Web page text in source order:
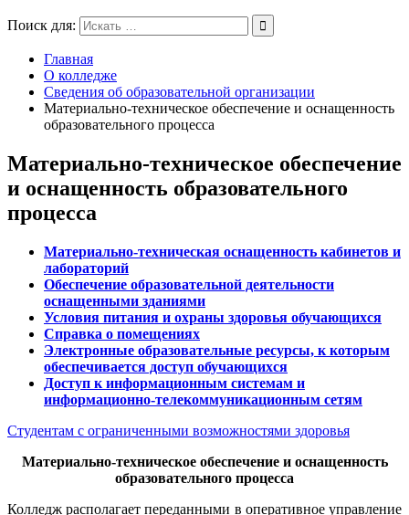
Поиск для:
Главная
О колледже
Сведения об образовательной организации
Материально-техническое обеспечение и оснащенность
образовательного процесса
Материально-техническое обеспечение
и оснащенность образовательного
процесса
Материально-техническая оснащенность кабинетов и
лабораторий
Обеспечение образовательной деятельности
оснащенными зданиями
Условия питания и охраны здоровья обучающихся
Cправка о помещениях
Электронные образовательные ресурсы, к которым
обеспечивается доступ обучающихся
Доступ к информационным системам и
информационно-телекоммуникационным сетям
Студентам с ограниченными возможностями здоровья
Материально-техническое обеспечение и оснащенность
образовательного процесса
Колледж располагает переданными в оперативное управление